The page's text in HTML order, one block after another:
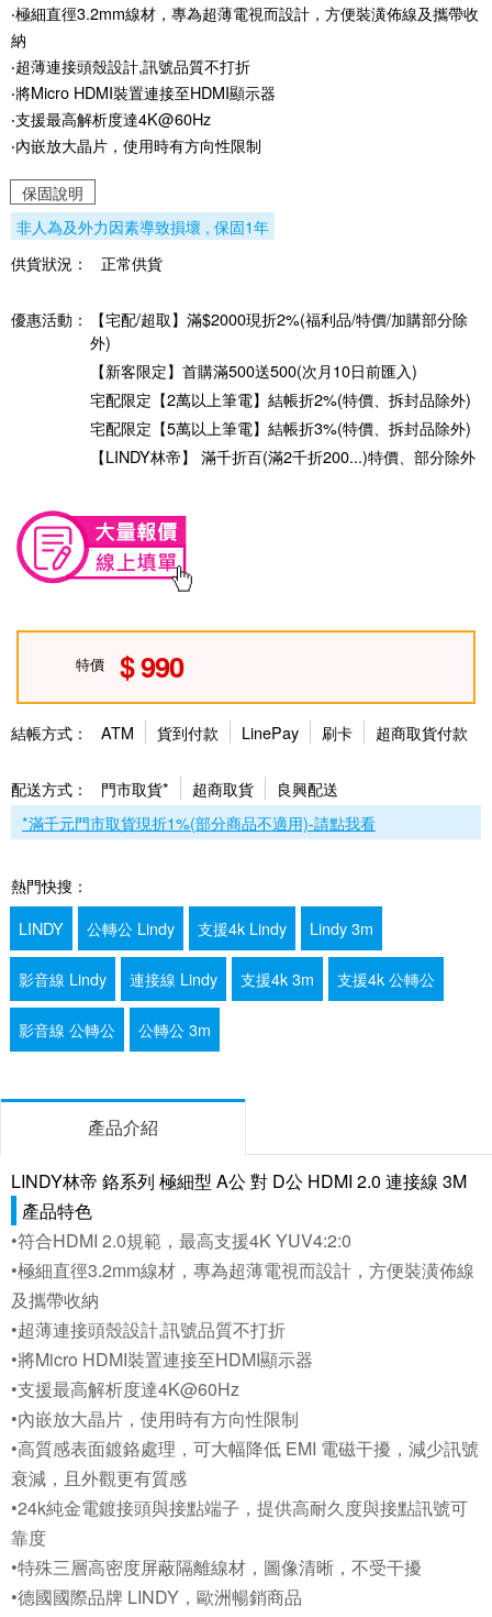
‧極細直徑3.2mm線材，專為超薄電視而設計，方便裝潢佈線及攜帶收
納
‧超薄連接頭殼設計,訊號品質不打折
‧將Micro HDMI裝置連接至HDMI顯示器
‧支援最高解析度達4K@60Hz
‧內嵌放大晶片，使用時有方向性限制
保固說明
非人為及外力因素導致損壞 , 保固1年
供貨狀況：
正常供貨
優惠活動：
【宅配/超取】滿$2000現折2%(福利品/特價/加購部分除
外)
【新客限定】首購滿500送500(次月10日前匯入)
宅配限定【2萬以上筆電】結帳折2%(特價、拆封品除外)
宅配限定【5萬以上筆電】結帳折3%(特價、拆封品除外)
【LINDY林帝】 滿千折百(滿2千折200...)特價、部分除外
特價 990
結帳方式： ATM 貨到付款 LinePay 刷卡 超商取貨付款
配送方式： 門市取貨* 超商取貨
良興配送
*滿千元門市取貨現折1%(部分商品不適用)-請點我看
熱門快搜：
LINDY
公轉公 Lindy 支援4k Lindy Lindy 3m
影音線 Lindy 連接線 Lindy 支援4k 3m 支援4k 公轉公
影音線 公轉公 公轉公 3m
產品介紹
LINDY林帝 鉻系列 極細型 A公 對 D公 HDMI 2.0 連接線 3M
產品特色
•符合HDMI 2.0規範，最高支援4K YUV4:2:0
•極細直徑3.2mm線材，專為超薄電視而設計，方便裝潢佈線
及攜帶收納
•超薄連接頭殼設計,訊號品質不打折
•將Micro HDMI裝置連接至HDMI顯示器
•支援最高解析度達4K@60Hz
•內嵌放大晶片，使用時有方向性限制
•高質感表面鍍鉻處理，可大幅降低 EMI 電磁干擾，減少訊號
衰減，且外觀更有質感
•24k純金電鍍接頭與接點端子，提供高耐久度與接點訊號可
靠度
•特殊三層高密度屏蔽隔離線材，圖像清晰，不受干擾
•德國國際品牌 LINDY，歐洲暢銷商品